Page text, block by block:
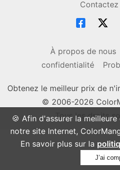
🍪 Afin d'assurer la
notre site Internet,
En savoir plus sur la
J’ai
À propos de nous
confidentialité
Obtenez le meilleur prix de
© 2006-2026
Tous les droits